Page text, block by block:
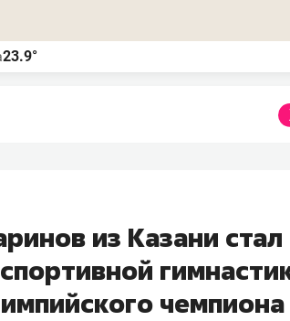
23.9°
из Казани
чемпиона